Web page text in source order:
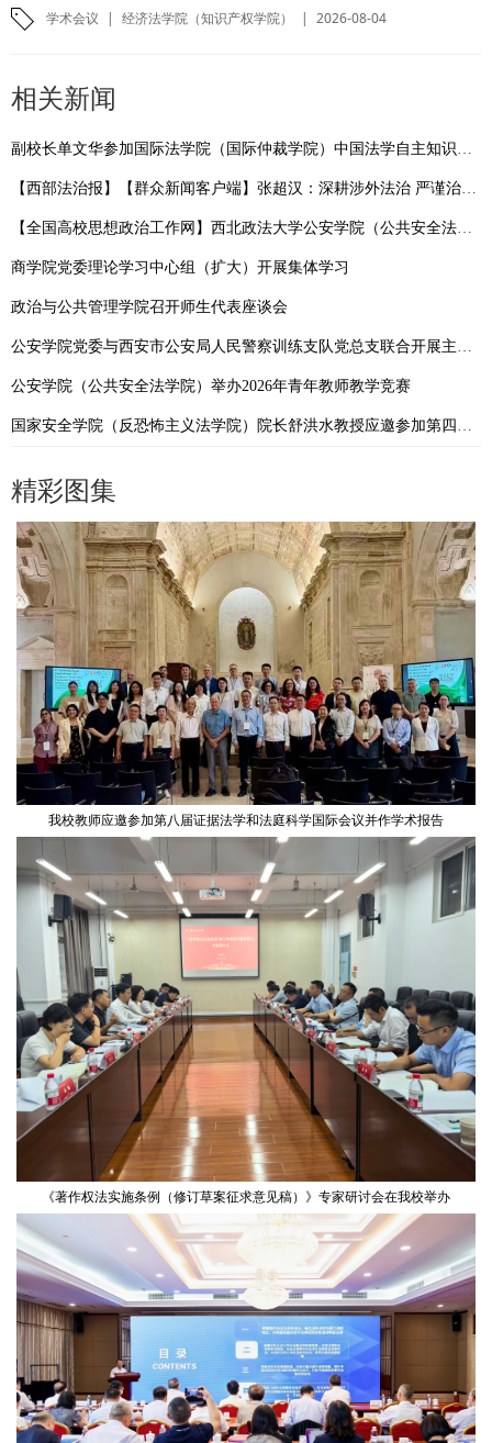
学术会议 | 经济法学院（知识产权学院） | 2026-08-04
相关新闻
副校长单文华参加国际法学院（国际仲裁学院）中国法学自主知识体系建设研讨会
【西部法治报】【群众新闻客户端】张超汉：深耕涉外法治 严谨治学育人
【全国高校思想政治工作网】西北政法大学公安学院（公共安全法学院）：依托“一站式”学生社区，扎实推进学风建设走深走实
商学院党委理论学习中心组（扩大）开展集体学习
政治与公共管理学院召开师生代表座谈会
公安学院党委与西安市公安局人民警察训练支队党总支联合开展主题党日活动
公安学院（公共安全法学院）举办2026年青年教师教学竞赛
国家安全学院（反恐怖主义法学院）院长舒洪水教授应邀参加第四届涉外法治论坛并作专题发言
精彩图集
我校教师应邀参加第八届证据法学和法庭科学国际会议并作学术报告
《著作权法实施条例（修订草案征求意见稿）》专家研讨会在我校举办